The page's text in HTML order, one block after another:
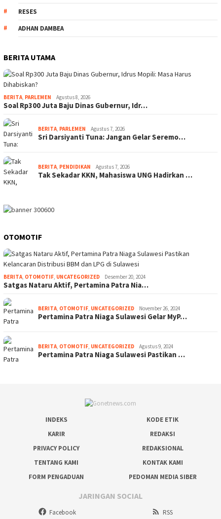
RESES
ADHAN DAMBEA
BERITA UTAMA
BERITA, PARLEMEN Agustus 8, 2026
Soal Rp300 Juta Baju Dinas Gubernur, Idr…
BERITA, PARLEMEN Agustus 7, 2026
Sri Darsiyanti Tuna: Jangan Gelar Seremo…
BERITA, PENDIDIKAN Agustus 7, 2026
Tak Sekadar KKN, Mahasiswa UNG Hadirkan …
OTOMOTIF
BERITA, OTOMOTIF, UNCATEGORIZED Desember 20, 2024
Satgas Nataru Aktif, Pertamina Patra Nia…
BERITA, OTOMOTIF, UNCATEGORIZED November 26, 2024
Pertamina Patra Niaga Sulawesi Gelar MyP…
BERITA, OTOMOTIF, UNCATEGORIZED Agustus 9, 2024
Pertamina Patra Niaga Sulawesi Pastikan …
INDEKS
KODE ETIK
KARIR
REDAKSI
PRIVACY POLICY
REDAKSIONAL
TENTANG KAMI
KONTAK KAMI
FORM PENGADUAN
PEDOMAN MEDIA SIBER
JARINGAN SOCIAL
Facebook RSS